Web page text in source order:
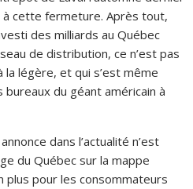
cette fermeture. Après tout,
des milliards au Québec
de distribution, ce n’est pas
la légère, et qui s’est même
du géant américain à
dans l’actualité n’est
du Québec sur la mappe
plus pour les consommateurs